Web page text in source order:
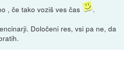
, če tako voziš ves čas
.
Določeni res, vsi pa ne, da